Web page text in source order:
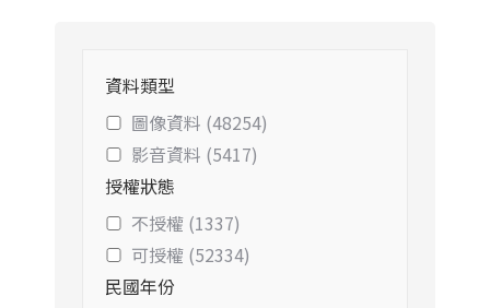
資料類型
圖像資料 (48254)
影音資料 (5417)
授權狀態
不授權 (1337)
可授權 (52334)
民國年份